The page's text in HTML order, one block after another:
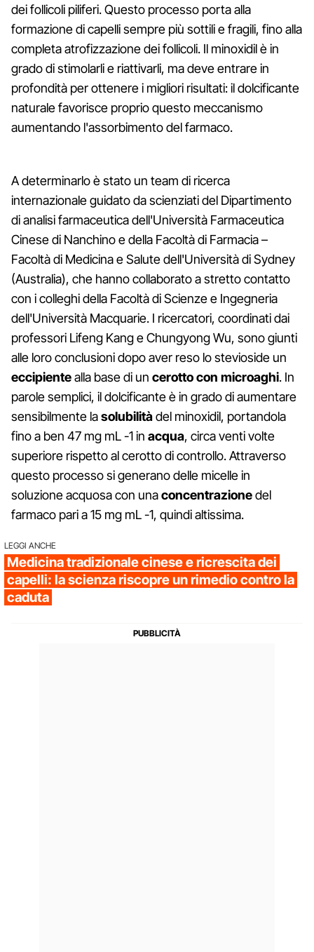
dei follicoli piliferi. Questo processo porta alla
formazione di capelli sempre più sottili e fragili, fino alla
completa atrofizzazione dei follicoli. Il minoxidil è in
grado di stimolarli e riattivarli, ma deve entrare in
profondità per ottenere i migliori risultati: il dolcificante
naturale favorisce proprio questo meccanismo
aumentando l'assorbimento del farmaco.
A determinarlo è stato un team di ricerca
internazionale guidato da scienziati del Dipartimento
di analisi farmaceutica dell'Università Farmaceutica
Cinese di Nanchino e della Facoltà di Farmacia –
Facoltà di Medicina e Salute dell'Università di Sydney
(Australia), che hanno collaborato a stretto contatto
con i colleghi della Facoltà di Scienze e Ingegneria
dell'Università Macquarie. I ricercatori, coordinati dai
professori Lifeng Kang e Chungyong Wu, sono giunti
alle loro conclusioni dopo aver reso lo stevioside un
eccipientealla base di un cerotto con microaghi. In
parole semplici, il dolcificante è in grado di aumentare
sensibilmente lasolubilitàdel minoxidil, portandola
fino a ben 47 mg mL-1in acqua, circa venti volte
superiore rispetto al cerotto di controllo. Attraverso
questo processo si generano delle micelle in
soluzione acquosa con unaconcentrazionedel
farmaco pari a 15 mg mL-1, quindi altissima.
LEGGI ANCHE
Medicina tradizionale cinese e ricrescita dei
capelli: la scienza riscopre un rimedio contro la
caduta